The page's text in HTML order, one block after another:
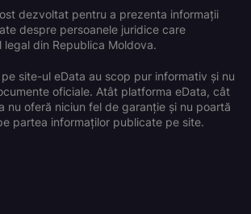
dezvoltat pentru a prezenta informații
despre persoanele juridice care
din Republica Moldova.
site-ul eData au scop pur informativ și nu
oficiale. Atât platforma eData, cât
nu oferă niciun fel de garanție și nu poartă
partea informaților publicate pe site.